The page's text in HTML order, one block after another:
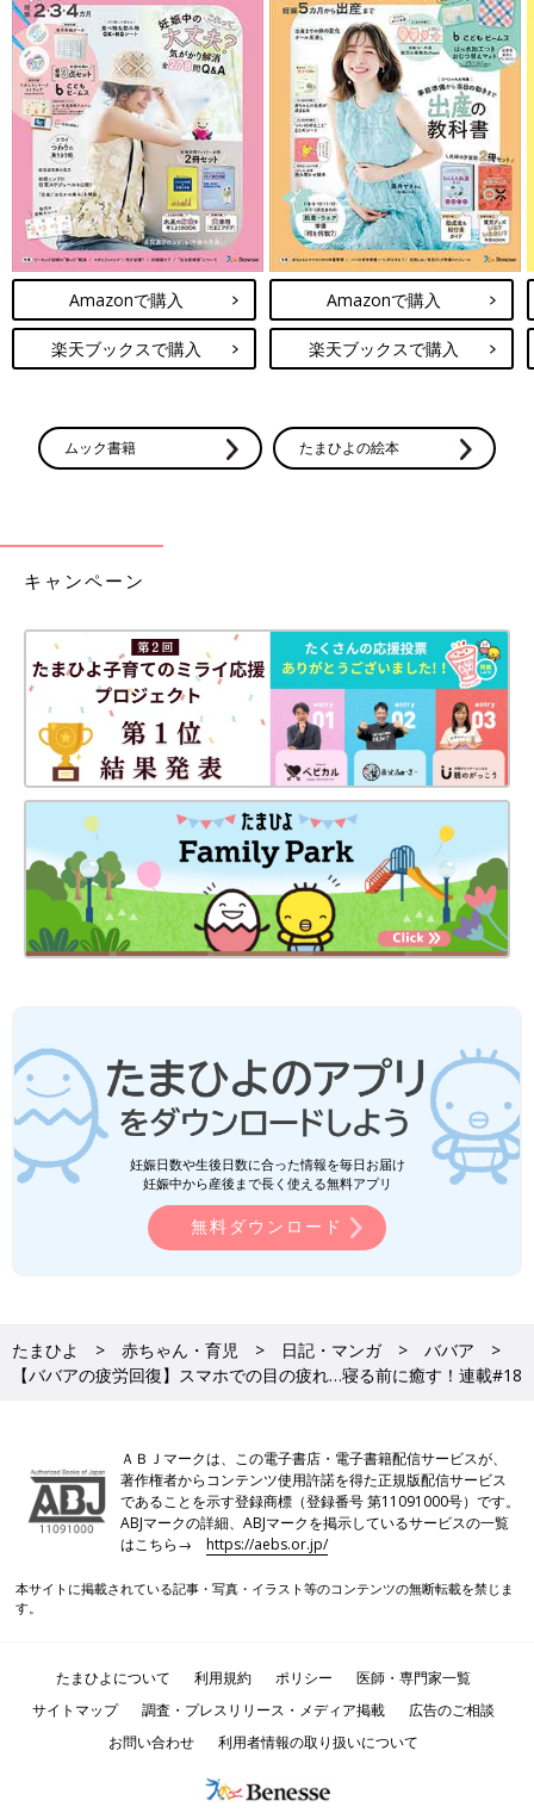
Amazonで購入
楽天ブックスで購入
Amazonで購入
楽天ブックスで購入
ムック書籍 たまひよの絵本
キャンペーン
妊娠日数や生後日数に合った情報を毎日お届け
妊娠中から産後まで長く使える無料アプリ
無料ダウンロード
たまひよ 赤ちゃん・育児 日記・マンガ
ババア
【ババアの疲労回復】スマホでの目の疲れ…寝る前に癒す！連載#18
ＡＢＪマークは、この電子書店・電子書籍配信サービスが、
著作権者からコンテンツ使用許諾を得た正規版配信サービス
であることを示す登録商標（登録番号 第11091000号）です。
ABJマークの詳細、ABJマークを掲示しているサービスの一覧
はこちら→https://aebs.or.jp/
本サイトに掲載されている記事・写真・イラスト等のコンテンツの無断転載を禁じま
す。
たまひよについて 利用規約 ポリシー
医師・専門家一覧
サイトマップ
調査・プレスリリース・メディア掲載
広告のご相談
お問い合わせ
利用者情報の取り扱いについて